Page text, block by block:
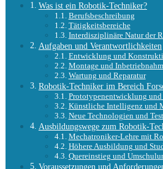
Was ist ein Robotik-Techniker?
Berufsbeschreibung
Tätigkeitsbereiche
Interdisziplinäre Natur der
Aufgaben und Verantwortlichkeiten
Entwicklung und
Montage und
Wartung und Reparatur
Robotik-Techniker im Bereich
Prototypenentwicklung und
Künstliche Intelligenz und
Neue Technologien und
Ausbildungswege zum Robotik-
Mechatroniker-Lehre mit
Höhere Ausbildung und
Quereinstieg und
Voraussetzungen und